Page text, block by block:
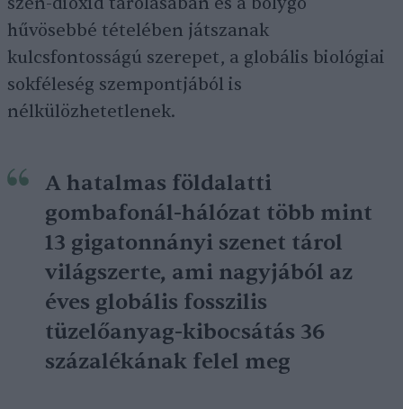
hűvösebbé tételében játszanak
kulcsfontosságú szerepet, a globális biológiai
sokféleség szempontjából is
nélkülözhetetlenek.
A hatalmas földalatti
gombafonál-hálózat több mint
13 gigatonnányi szenet tárol
világszerte, ami nagyjából az
éves globális fosszilis
tüzelőanyag-kibocsátás 36
százalékának felel meg